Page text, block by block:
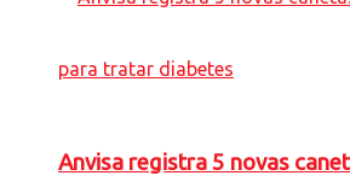
Anvisa registra 5 novas